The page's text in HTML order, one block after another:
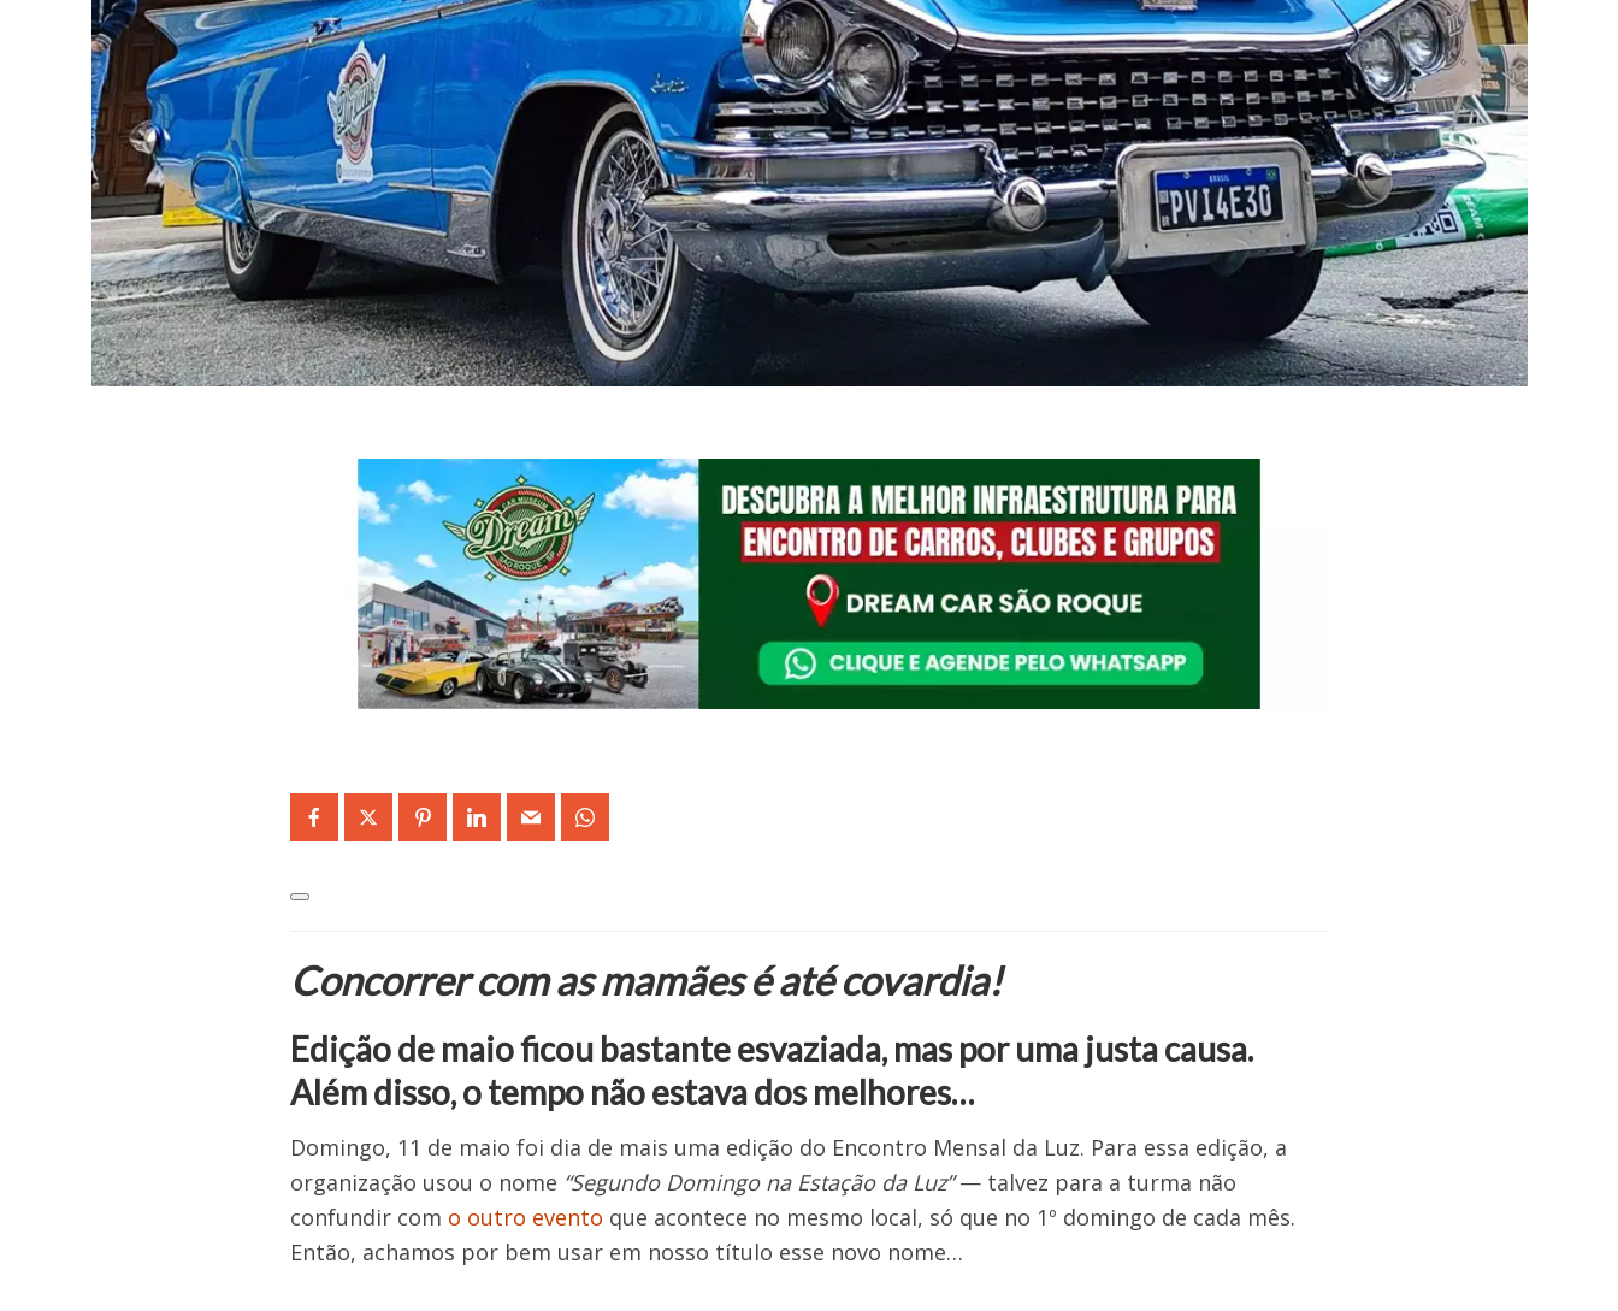
Concorrer com as mamães é até covardia!
Edição de maio ficou bastante esvaziada, mas por uma justa causa.
Além disso, o tempo não estava dos melhores…
Domingo, 11 de maio foi dia de mais uma edição do Encontro Mensal da Luz. Para essa edição, a
organização usou o nome “Segundo Domingo na Estação da Luz”— talvez para a turma não
confundir com o outro evento que acontece no mesmo local, só que no 1º domingo de cada mês.
Então, achamos por bem usar em nosso título esse novo nome…